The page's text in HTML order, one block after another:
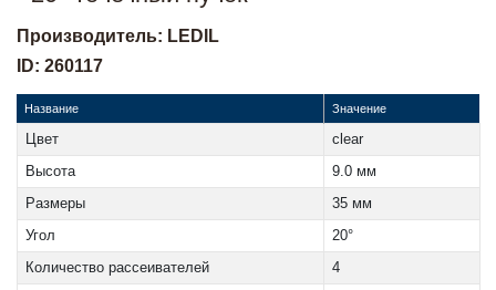
Производитель: LEDIL
ID: 260117
Название Значение
Цвет
clear
Высота
9.0 мм
Размеры
35 мм
Угол
20°
Количество рассеивателей
4